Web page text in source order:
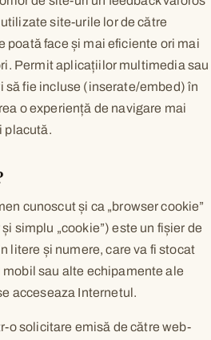
site-urile lor de către
poată face și mai eficiente ori mai
Permit aplicațiilor multimedia sau
să fie incluse (inserate/embed) în
o experiență de navigare mai
placută.
cunoscut și ca „browser cookie”
simplu „cookie”) este un fișier de
litere și numere, care va fi stocat
sau alte echipamente ale
acceseaza Internetul.
o solicitare emisă de către web-